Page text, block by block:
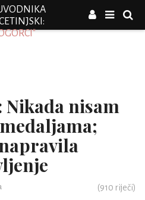
nisam
(910 riječi)